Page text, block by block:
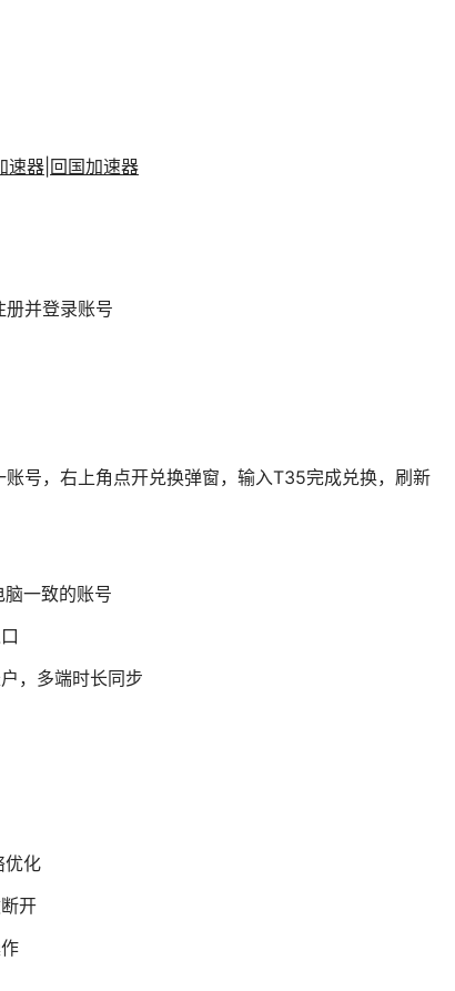
速器|回国加速器
并登录账号
号，右上角点开兑换弹窗，输入T35完成兑换，刷新
一致的账号
，多端时长同步
优化
开